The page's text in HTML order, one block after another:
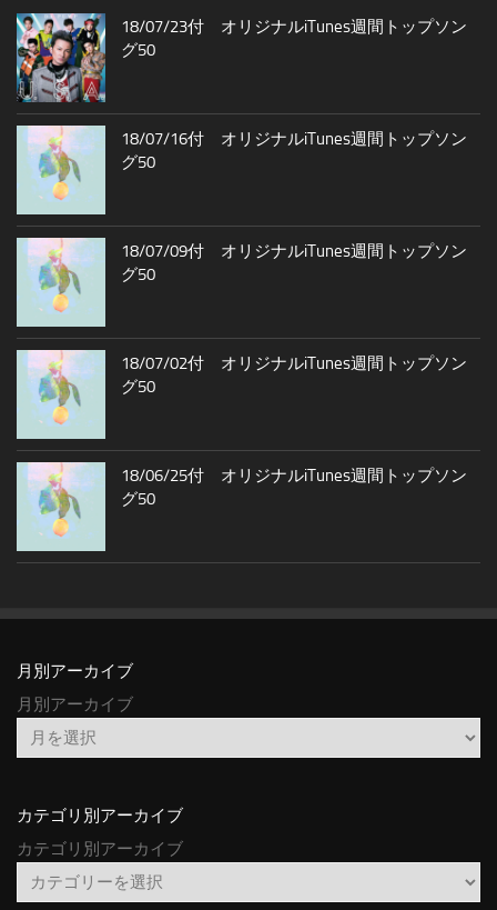
18/07/23付 オリジナルiTunes週間トップソン
グ50
18/07/16付 オリジナルiTunes週間トップソン
グ50
18/07/09付 オリジナルiTunes週間トップソン
グ50
18/07/02付 オリジナルiTunes週間トップソン
グ50
18/06/25付 オリジナルiTunes週間トップソン
グ50
月別アーカイブ
月別アーカイブ
カテゴリ別アーカイブ
カテゴリ別アーカイブ